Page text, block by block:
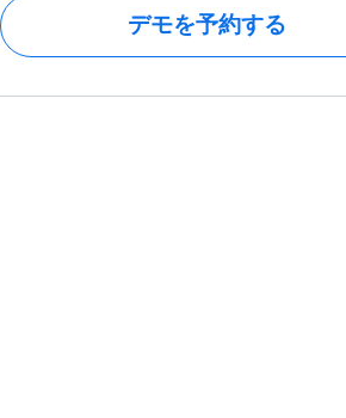
デモを予約する